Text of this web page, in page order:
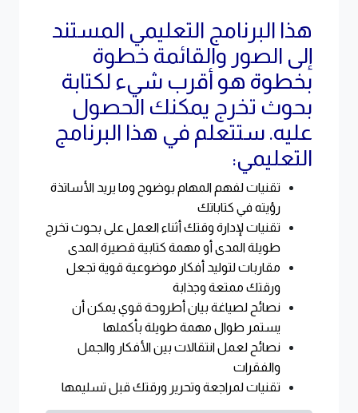
هذا البرنامج التعليمي المستند
إلى الصور والقائمة خطوة
بخطوة هو أقرب شيء لكتابة
بحوث تخرج يمكنك الحصول
عليه. ستتعلم في هذا البرنامج
التعليمي:
تقنيات لفهم المهام بوضوح وما يريد الأساتذة
رؤيته في كتاباتك
تقنيات لإدارة وقتك أثناء العمل على بحوث تخرج
طويلة المدى أو مهمة كتابية قصيرة المدى
مقاربات لتوليد أفكار موضوعية قوية تجعل
ورقتك ممتعة وجذابة
نصائح لصياغة بيان أطروحة قوي يمكن أن
يستمر طوال مهمة طويلة بأكملها
نصائح لعمل انتقالات بين الأفكار والجمل
والفقرات
تقنيات لمراجعة وتحرير ورقتك قبل تسليمها